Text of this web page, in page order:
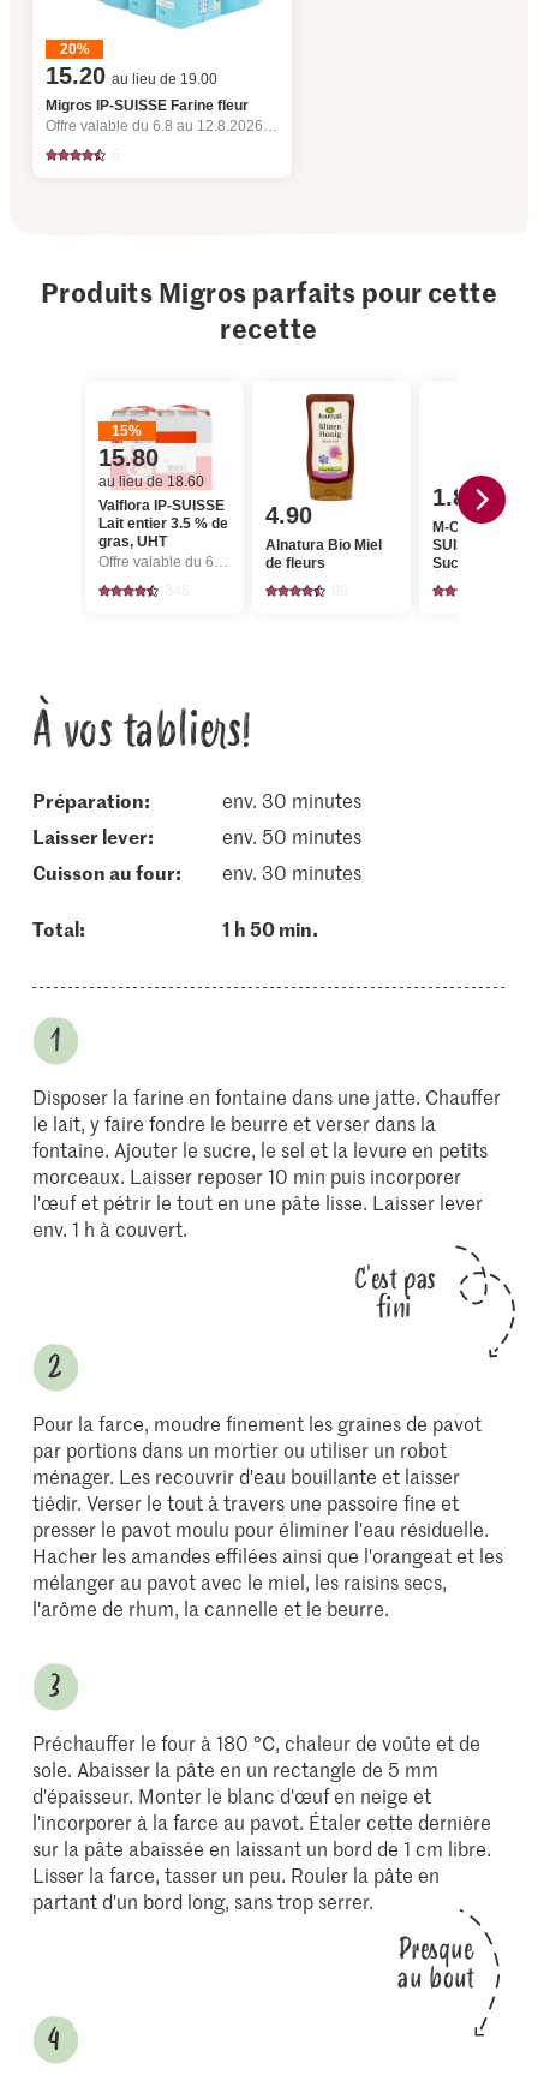
20%
15.20 au lieu de 19.00
Migros IP-SUISSE Farine fleur
Offre valable du 6.8 au 12.8.2026, jusqu’à épuisement du stock.
Produits Migros parfaits pour cette
recette
15%
15.80
au lieu de 18.60
Valflora IP-SUISSE
Lait entier 3.5 % de
gras, UHT
Offre valable du 6.8 au 12.8.2026, jusqu’à épuisement du stock.
4.90
Alnatura Bio Miel
de fleurs
1.80
M-Classic IP-
SUISSE Cristal
Sucre fin
À vos tabliers!
Préparation:
env. 30 minutes
laisser lever:
env. 50 minutes
cuisson au four:
env. 30 minutes
Total: 1 h 50 min.
Disposer la farine en fontaine dans une jatte. Chauffer
le lait, y faire fondre le beurre et verser dans la
fontaine. Ajouter le sucre, le sel et la levure en petits
morceaux. Laisser reposer 10 min puis incorporer
l'œuf et pétrir le tout en une pâte lisse. Laisser lever
env. 1 h à couvert.
C'est pas
fini
Pour la farce, moudre finement les graines de pavot
par portions dans un mortier ou utiliser un robot
ménager. Les recouvrir d'eau bouillante et laisser
tiédir. Verser le tout à travers une passoire fine et
presser le pavot moulu pour éliminer l'eau résiduelle.
Hacher les amandes effilées ainsi que l'orangeat et les
mélanger au pavot avec le miel, les raisins secs,
l'arôme de rhum, la cannelle et le beurre.
Préchauffer le four à 180 °C, chaleur de voûte et de
sole. Abaisser la pâte en un rectangle de 5 mm
d'épaisseur. Monter le blanc d'œuf en neige et
l'incorporer à la farce au pavot. Étaler cette dernière
sur la pâte abaissée en laissant un bord de 1 cm libre.
Lisser la farce, tasser un peu. Rouler la pâte en
partant d'un bord long, sans trop serrer.
Presque
au bout